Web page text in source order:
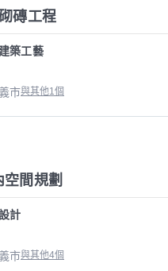
磚工程
築工藝
市與其他1個
空間規劃
計
市與其他4個